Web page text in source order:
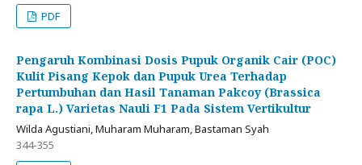
PDF
Pengaruh Kombinasi Dosis Pupuk Organik Cair (POC)
Kulit Pisang Kepok dan Pupuk Urea Terhadap
Pertumbuhan dan Hasil Tanaman Pakcoy (Brassica
rapa L.) Varietas Nauli F1 Pada Sistem Vertikultur
Wilda Agustiani, Muharam Muharam, Bastaman Syah
344-355